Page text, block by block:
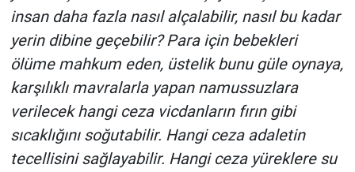
insan daha fazla nasıl alçalabilir, nasıl bu kadar
yerin dibine geçebilir? Para için bebekleri
ölüme mahkum eden, üstelik bunu güle oynaya,
karşılıklı mavralarla yapan namussuzlara
verilecek hangi ceza vicdanların fırın gibi
sıcaklığını soğutabilir. Hangi ceza adaletin
tecellisini sağlayabilir. Hangi ceza yüreklere su